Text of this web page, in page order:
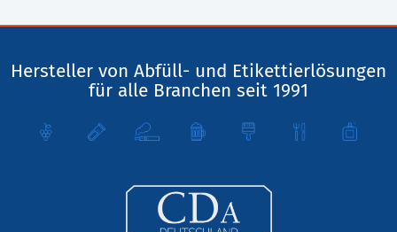
Hersteller von Abfüll- und Etikettierlösungen
für alle Branchen seit 1991